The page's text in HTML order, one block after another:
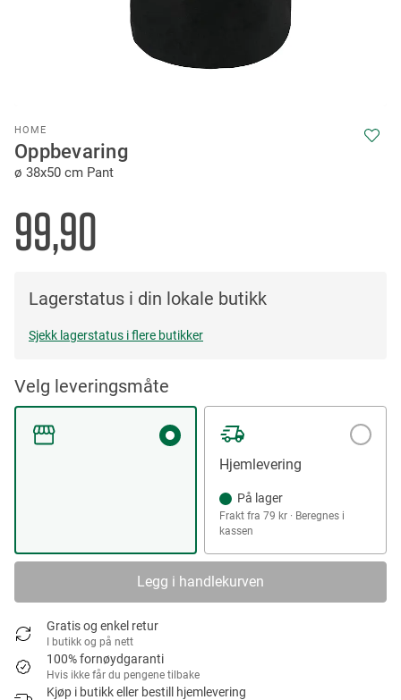
HOME
Oppbevaring
ø 38x50 cm Pant
99,90
Lagerstatus i din lokale butikk
Sjekk lagerstatus i flere butikker
Velg leveringsmåte
Hjemlevering
På lager
Frakt fra 79 kr · Beregnes i
kassen
Legg i handlekurven
Gratis og enkel retur
I butikk og på nett
100% fornøydgaranti
Hvis ikke får du pengene tilbake
Kjøp i butikk eller bestill hjemlevering
to
the
beginning
the
images
gallery